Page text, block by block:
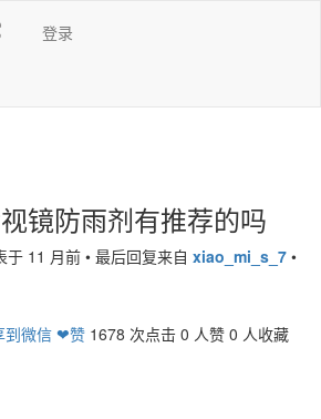
登录
镜防雨剂有推荐的吗
于 11 月前 • 最后回复来自 xiao_mi_s_7 •
到微信 ❤赞 1678 次点击 0 人赞 0 人收藏